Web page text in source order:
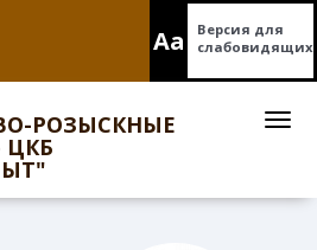
Aa
Версия для
слабовидящих
РОЗЫСКНЫЕ
ЦКБ